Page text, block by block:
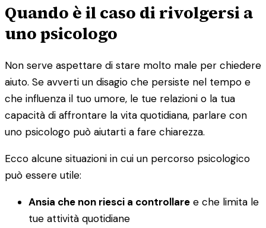
Quando è il caso di rivolgersi a
uno psicologo
Non serve aspettare di stare molto male per chiedere
aiuto. Se avverti un disagio che persiste nel tempo e
che influenza il tuo umore, le tue relazioni o la tua
capacità di affrontare la vita quotidiana, parlare con
uno psicologo può aiutarti a fare chiarezza.
Ecco alcune situazioni in cui un percorso psicologico
può essere utile:
Ansia che non riesci a controllare e che limita le
tue attività quotidiane